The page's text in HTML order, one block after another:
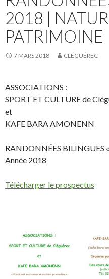
2018 |
PATRIMOINE
7 MARS 2018 CLÉGUÉREC
ASSOCIATIONS :
SPORT ET CULTURE de
et
KAFE BARA AMONENN
RANDONNÉES BILINGUES
Année 2018
Télécharger le prospectus